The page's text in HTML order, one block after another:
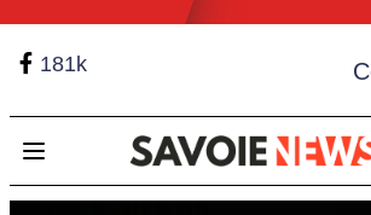
181k
Open main menu